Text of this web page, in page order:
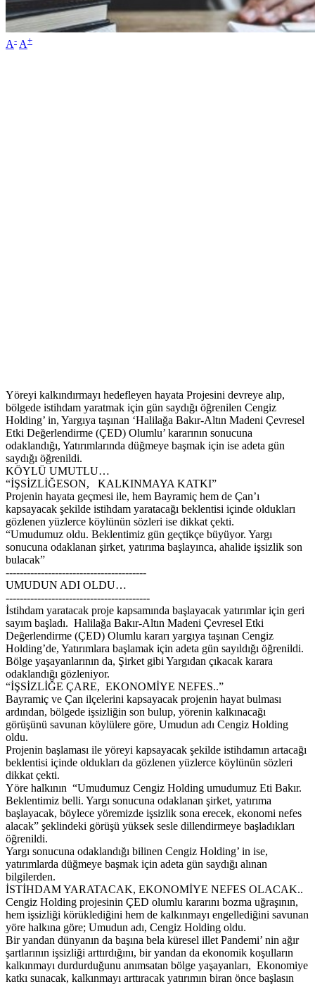
A- A+
Yöreyi kalkındırmayı hedefleyen hayata Projesini devreye alıp,
bölgede istihdam yaratmak için gün saydığı öğrenilen Cengiz
Holding’ in, Yargıya taşınan ‘Halilağa Bakır-Altın Madeni Çevresel
Etki Değerlendirme (ÇED) Olumlu’ kararının sonucuna
odaklandığı, Yatırımlarında düğmeye başmak için ise adeta gün
saydığı öğrenildi.
KÖYLÜ UMUTLU…
“İŞSİZLİĞESON, KALKINMAYA KATKI”
Projenin hayata geçmesi ile, hem Bayramiç hem de Çan’ı
kapsayacak şekilde istihdam yaratacağı beklentisi içinde oldukları
gözlenen yüzlerce köylünün sözleri ise dikkat çekti.
“Umudumuz oldu. Beklentimiz gün geçtikçe büyüyor. Yargı
sonucuna odaklanan şirket, yatırıma başlayınca, ahalide işsizlik son
bulacak”
----------------------------------------
UMUDUN ADI OLDU…
-----------------------------------------
İstihdam yaratacak proje kapsamında başlayacak yatırımlar için geri
sayım başladı. Halilağa Bakır-Altın Madeni Çevresel Etki
Değerlendirme (ÇED) Olumlu kararı yargıya taşınan Cengiz
Holding’de, Yatırımlara başlamak için adeta gün sayıldığı öğrenildi.
Bölge yaşayanlarının da, Şirket gibi Yargıdan çıkacak karara
odaklandığı gözleniyor.
“İŞSİZLİĞE ÇARE, EKONOMİYE NEFES..”
Bayramiç ve Çan ilçelerini kapsayacak projenin hayat bulması
ardından, bölgede işsizliğin son bulup, yörenin kalkınacağı
görüşünü savunan köylülere göre, Umudun adı Cengiz Holding
oldu.
Projenin başlaması ile yöreyi kapsayacak şekilde istihdamın artacağı
beklentisi içinde oldukları da gözlenen yüzlerce köylünün sözleri
dikkat çekti.
Yöre halkının “Umudumuz Cengiz Holding umudumuz Eti Bakır.
Beklentimiz belli. Yargı sonucuna odaklanan şirket, yatırıma
başlayacak, böylece yöremizde işsizlik sona erecek, ekonomi nefes
alacak” şeklindeki görüşü yüksek sesle dillendirmeye başladıkları
öğrenildi.
Yargı sonucuna odaklandığı bilinen Cengiz Holding’ in ise,
yatırımlarda düğmeye başmak için adeta gün saydığı alınan
bilgilerden.
İSTİHDAM YARATACAK, EKONOMİYE NEFES OLACAK..
Cengiz Holding projesinin ÇED olumlu kararını bozma uğraşının,
hem işsizliği körüklediğini hem de kalkınmayı engellediğini savunan
yöre halkına göre; Umudun adı, Cengiz Holding oldu.
Bir yandan dünyanın da başına bela küresel illet Pandemi’ nin ağır
şartlarının işsizliği arttırdığını, bir yandan da ekonomik koşulların
kalkınmayı durdurduğunu anımsatan bölge yaşayanları, Ekonomiye
katkı sunacak, kalkınmayı arttıracak yatırımın biran önce başlasın